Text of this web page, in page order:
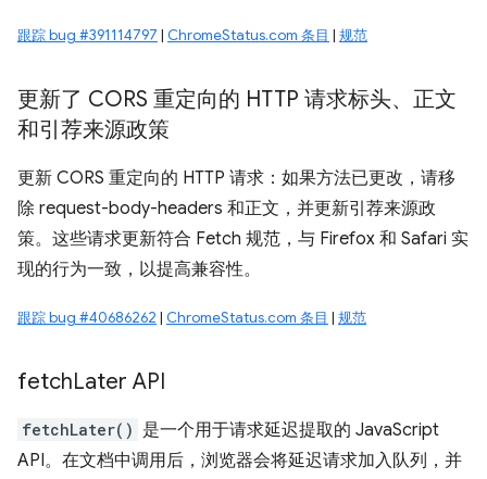
跟踪 bug #391114797 | ChromeStatus.com 条目 | 规范
更新了 CORS 重定向的 HTTP 请求标头、正文
和引荐来源政策
更新 CORS 重定向的 HTTP 请求：如果方法已更改，请移
除 request-body-headers 和正文，并更新引荐来源政
策。这些请求更新符合 Fetch 规范，与 Firefox 和 Safari 实
现的行为一致，以提高兼容性。
跟踪 bug #40686262 | ChromeStatus.com 条目 | 规范
fetchLater API
fetchLater() 是一个用于请求延迟提取的 JavaScript
API。在文档中调用后，浏览器会将延迟请求加入队列，并